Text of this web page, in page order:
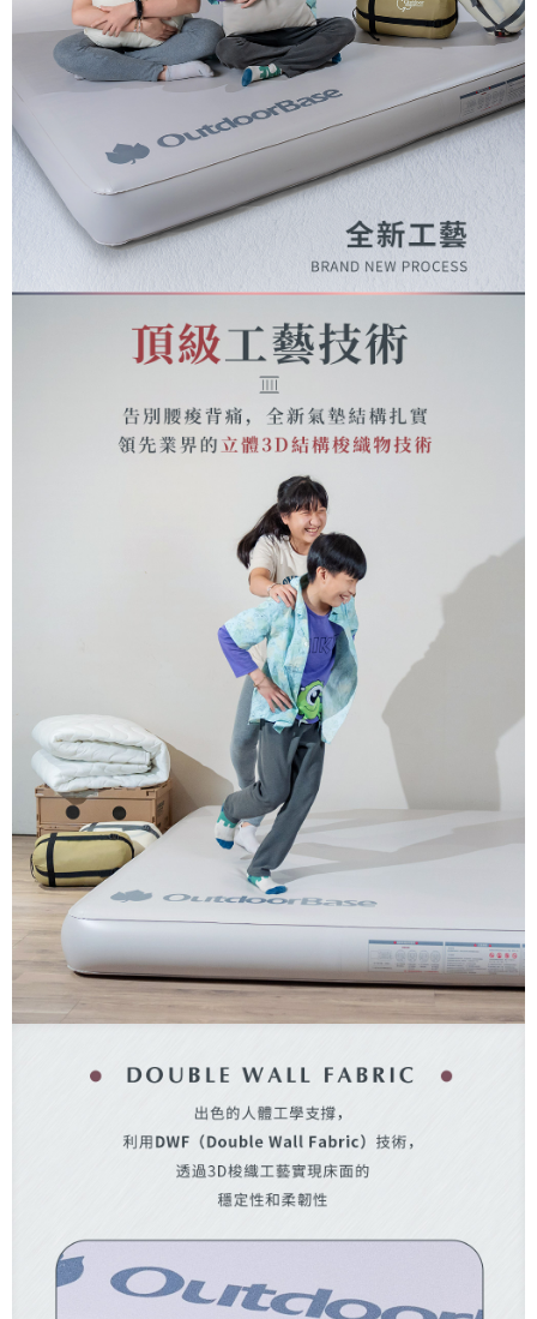
https://aftee.tw/terms/#terms3
３．未成年的使用者請事先徵得法定代理人或監護人之同意方可使用
「AFTEE先享後付」，若未經同意申辦者引起之損失，本公司不負相關責
４．使用「AFTEE先享後付」時，將依據個別帳號之用戶狀況，依本公司即
時審查核予不同之上限額度；若仍有額度不足之情形，本公司將視審查結果
請求用戶進行身份認證。
５．嚴禁一人註冊多個帳號或使用他人資訊註冊。若發現惡意使用之情形，
恩沛科技股份有限公司將有權停止該用戶之使用額度並採取法律行動。